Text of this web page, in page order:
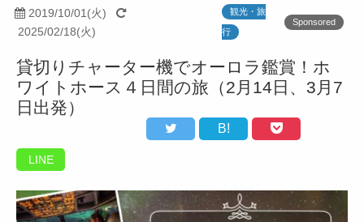
2019/10/01(火)
2025/02/18(火)
観光・旅
行
Sponsored
貸切りチャーター機でオーロラ鑑賞！ホ
ワイトホース４日間の旅（2月14日、3月7
日出発）
B!
LINE